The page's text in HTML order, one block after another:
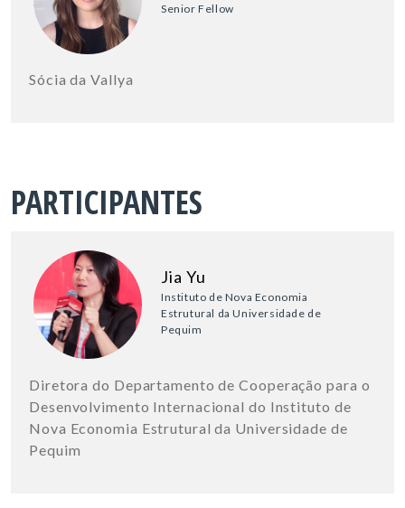
Senior Fellow
Sócia da Vallya
PARTICIPANTES
Jia Yu
Instituto de Nova Economia
Estrutural da Universidade de
Pequim
Diretora do Departamento de Cooperação para o
Desenvolvimento Internacional do Instituto de
Nova Economia Estrutural da Universidade de
Pequim